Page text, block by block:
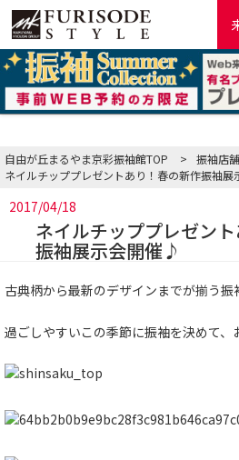
自由が丘まるやま京彩振袖館TOP > 振袖店
ネイルチッププレゼントあり！春の新作振袖展
2017/04/18
ネイルチッププレゼン
振袖展示会開催♪
古典柄から最新のデザインまでが揃う振
過ごしやすいこの季節に振袖を決めて、